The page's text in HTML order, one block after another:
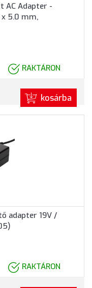
AC Adapter -
5.0 mm,
RAKTÁRON
kosárba
adapter 19V /
RAKTÁRON